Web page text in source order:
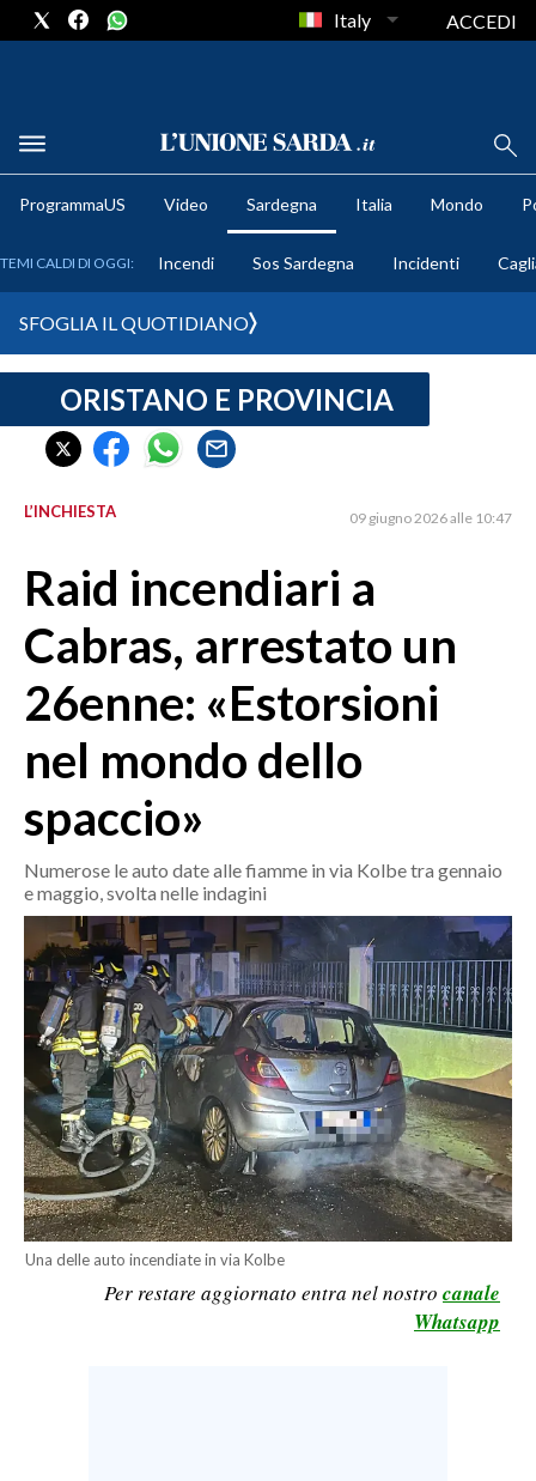
METEO
CRONACA SARDEGNA
CAGLIARI
SULCIS IGLESIENTE
ORISTANO E PROVINCIA
GALLURA
NUORO E PROVINCIA
OGLIASTRA
AGENDA
CRONACA
MONDO
POLITICA
ECONOMIA
SERVIZI ALLE IMPRESE
LAVORO
BANDI
SPORT IN SARDEGNA
SPORT
RISULTATI E CLASSIFICHE
Italy ACCEDI
ProgrammaUS Video Sardegna Italia Mondo
TEMI CALDI DI OGGI: Incendi Sos Sardegna Incidenti
SFOGLIA IL QUOTIDIANO
ORISTANO E PROVINCIA
L’INCHIESTA 09 giugno 2026 alle 10:47
Raid incendiari a
Cabras, arrestato un
26enne: «Estorsioni
nel mondo dello
spaccio»
Numerose le auto date alle fiamme in via Kolbe tra gennaio
e maggio, svolta nelle indagini
Una delle auto incendiate in via Kolbe
Per restare aggiornato entra nel nostro canale
Whatsapp